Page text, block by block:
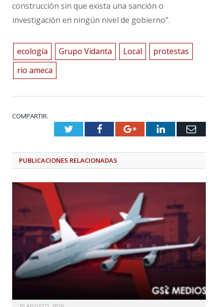
construcción sin que exista una sanción o
investigación en ningún nivel de gobierno”.
ecología Grupo Vidanta Local
protestas
río ameca
COMPARTIR.
TwitterFacebookGoogle+LinkedIn
PUBLICACIONES RELACIONADAS